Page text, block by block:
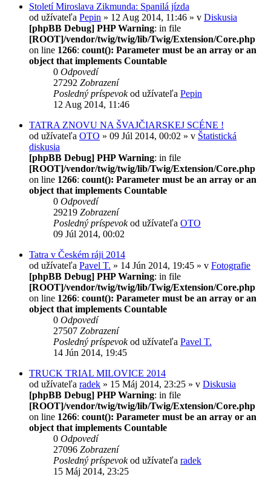
Století Miroslava Zikmunda: Spanilá jízda
od užívateľa Pepin » 12 Aug 2014, 11:46 » v Diskusia
[phpBB Debug] PHP Warning: in file
[ROOT]/vendor/twig/twig/lib/Twig/Extension/Core.php
on line 1266: count(): Parameter must be an array or an
object that implements Countable
0 Odpovedí
27292 Zobrazení
Posledný príspevokod užívateľa Pepin
12 Aug 2014, 11:46
TATRA ZNOVU NA ŠVAJČIARSKEJ SCÉNE !
od užívateľa OTO » 09 Júl 2014, 00:02 » v Štatistická
diskusia
[phpBB Debug] PHP Warning: in file
[ROOT]/vendor/twig/twig/lib/Twig/Extension/Core.php
on line 1266: count(): Parameter must be an array or an
object that implements Countable
0 Odpovedí
29219 Zobrazení
Posledný príspevokod užívateľa OTO
09 Júl 2014, 00:02
Tatra v Českém ráji 2014
od užívateľa Pavel T. » 14 Jún 2014, 19:45 » v Fotografie
[phpBB Debug] PHP Warning: in file
[ROOT]/vendor/twig/twig/lib/Twig/Extension/Core.php
on line 1266: count(): Parameter must be an array or an
object that implements Countable
0 Odpovedí
27507 Zobrazení
Posledný príspevokod užívateľa Pavel T.
14 Jún 2014, 19:45
TRUCK TRIAL MILOVICE 2014
od užívateľa radek » 15 Máj 2014, 23:25 » v Diskusia
[phpBB Debug] PHP Warning: in file
[ROOT]/vendor/twig/twig/lib/Twig/Extension/Core.php
on line 1266: count(): Parameter must be an array or an
object that implements Countable
0 Odpovedí
27096 Zobrazení
Posledný príspevokod užívateľa radek
15 Máj 2014, 23:25